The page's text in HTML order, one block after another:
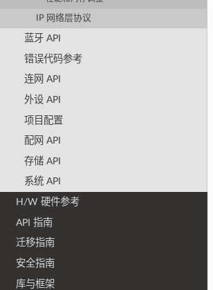
IP 网络层协议
蓝牙 API
错误代码参考
连网 API
外设 API
项目配置
配网 API
存储 API
系统 API
H/W 硬件参考
API 指南
迁移指南
安全指南
库与框架